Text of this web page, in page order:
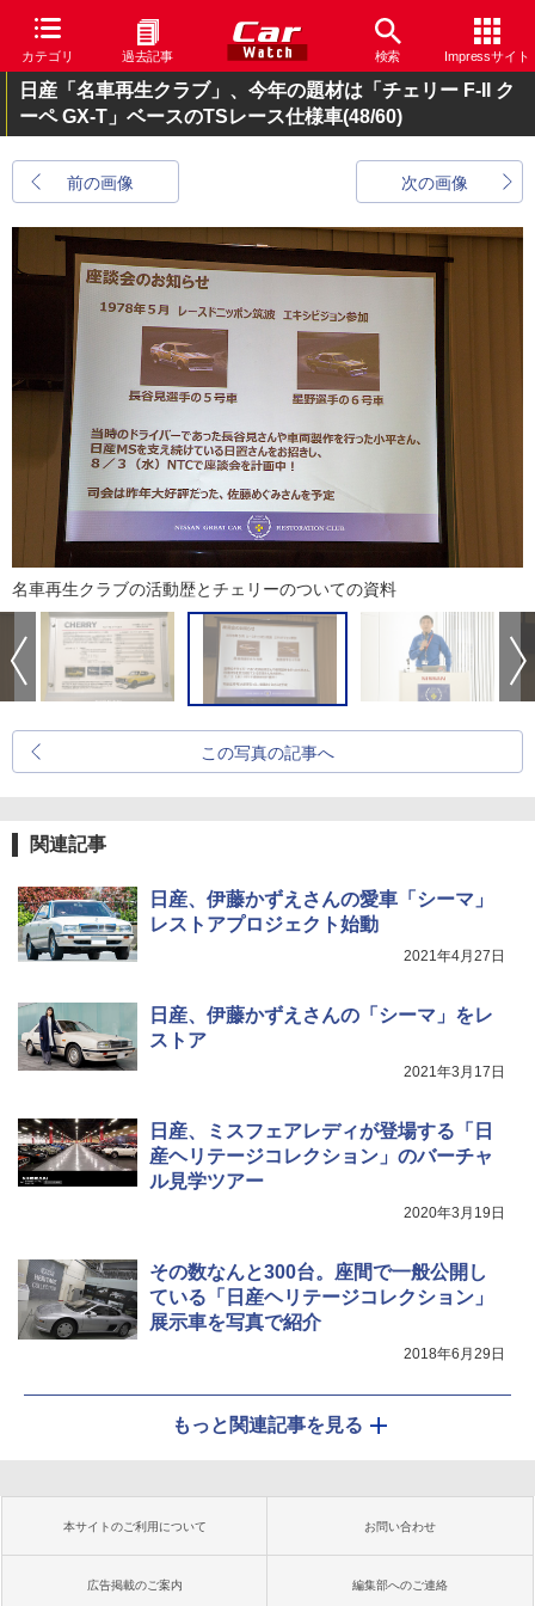
カテゴリ 過去記事 検索 Impressサイト
日産「名車再生クラブ」、今年の題材は「チェリー F-II ク
ーペ GX-T」ベースのTSレース仕様車(48/60)
前の画像 次の画像
名車再生クラブの活動歴とチェリーのついての資料
この写真の記事へ
関連記事
日産、伊藤かずえさんの愛車「シーマ」
レストアプロジェクト始動
2021年4月27日
日産、伊藤かずえさんの「シーマ」をレ
ストア
2021年3月17日
日産、ミスフェアレディが登場する「日
産ヘリテージコレクション」のバーチャ
ル見学ツアー
2020年3月19日
その数なんと300台。座間で一般公開し
ている「日産ヘリテージコレクション」
展示車を写真で紹介
2018年6月29日
もっと関連記事を見る
本サイトのご利用について お問い合わせ
広告掲載のご案内 編集部へのご連絡